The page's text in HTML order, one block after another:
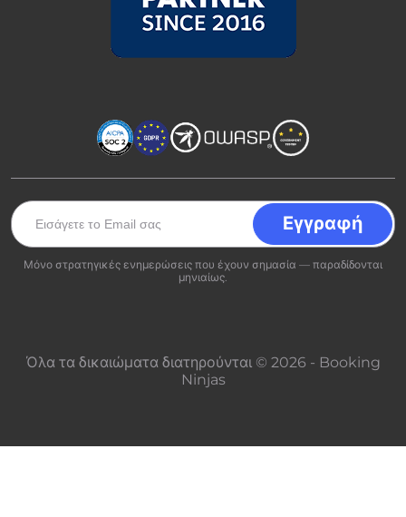
Μόνο στρατηγικές ενημερώσεις που έχουν σημασία — παραδίδονται
μηνιαίως.
Όλα τα δικαιώματα διατηρούνται © 2026 - Booking
Ninjas